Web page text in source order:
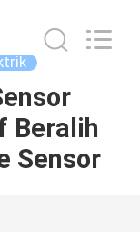
Beralih
Sensor